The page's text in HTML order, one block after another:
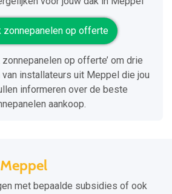
zonnepanelen op offerte
zonnepanelen op offerte’ om drie
installateurs uit Meppel die jou
informeren over de beste
aankoop.
met bepaalde subsidies of ook